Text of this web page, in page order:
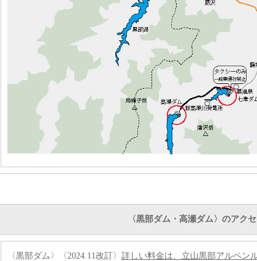
〈黒部ダム・高瀬ダム〉のアク
〈黒部ダム〉〈2024.11改訂〉 詳しい料金は、立山黒部アルペン